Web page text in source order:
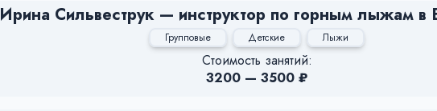
Ирина Сильвеструк — инструктор по горным лыжам в
Групповые Детские Лыжи
Стоимость занятий:
3200 — 3500 ₽